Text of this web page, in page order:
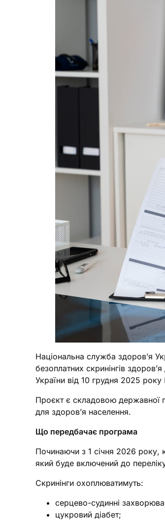
Національна служба здоров’я
безоплатних скринінгів
України від 10 грудня 2025
Проєкт є складовою державної
для здоров’я населення.
Що передбачає програма
Починаючи з 1 січня 2026 року,
який буде включений до
Скринінги охоплюватимуть:
серцево-судинні
цукровий діабет;